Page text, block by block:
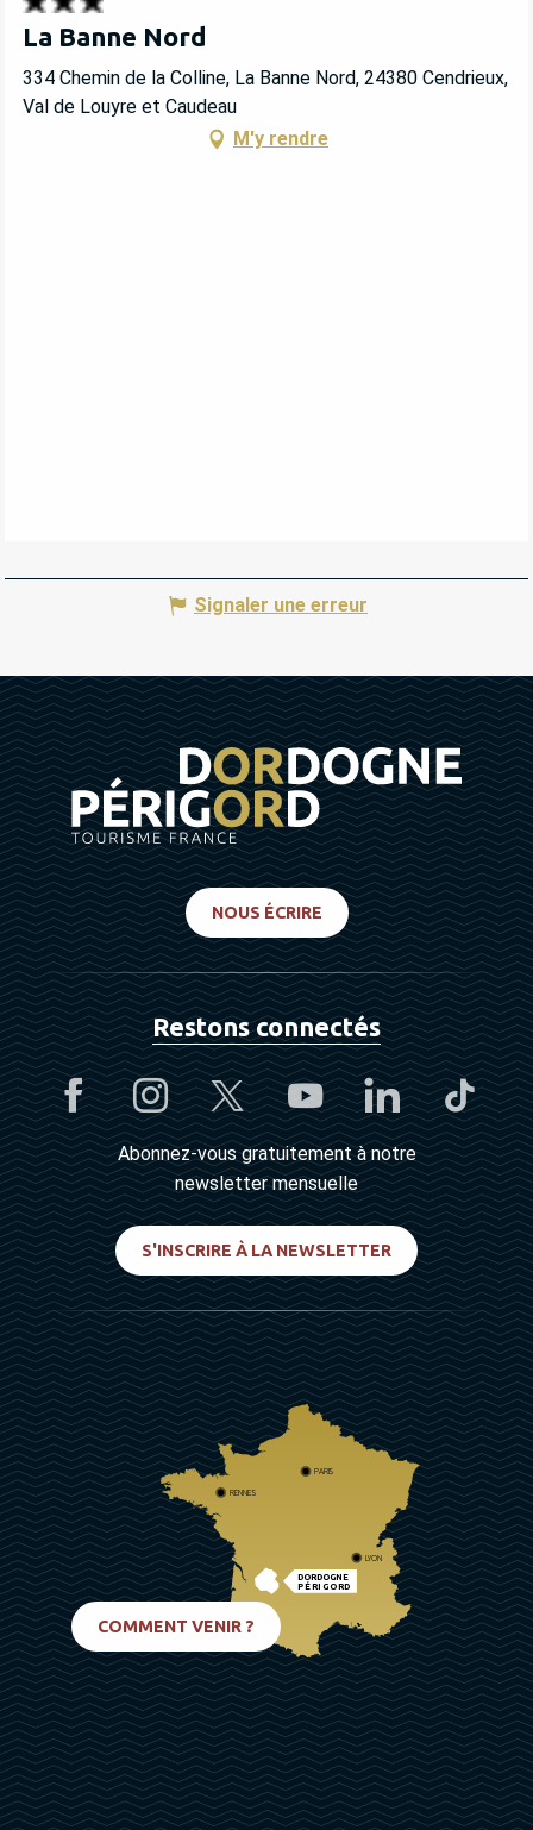
La Banne Nord
334 Chemin de la Colline, La Banne Nord, 24380 Cendrieux,
Val de Louyre et Caudeau
M'y rendre
Signaler une erreur
NOUS ÉCRIRE
Restons connectés
Abonnez-vous gratuitement à notre
newsletter mensuelle
S'INSCRIRE À LA NEWSLETTER
DORDOGNE
PÉRIGORD
PARIS
RENNES
LYON
COMMENT VENIR ?